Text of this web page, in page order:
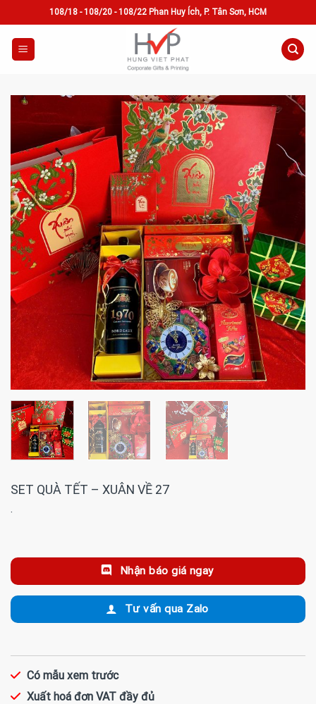
to
content
108/18 - 108/20 - 108/22 Phan Huy Ích, P. Tân Sơn, HCM
SET QUÀ TẾT – XUÂN VỀ 27
·
Nhận báo giá ngay
Tư vấn qua Zalo
Có mẫu xem trước
Xuất hoá đơn VAT đầy đủ